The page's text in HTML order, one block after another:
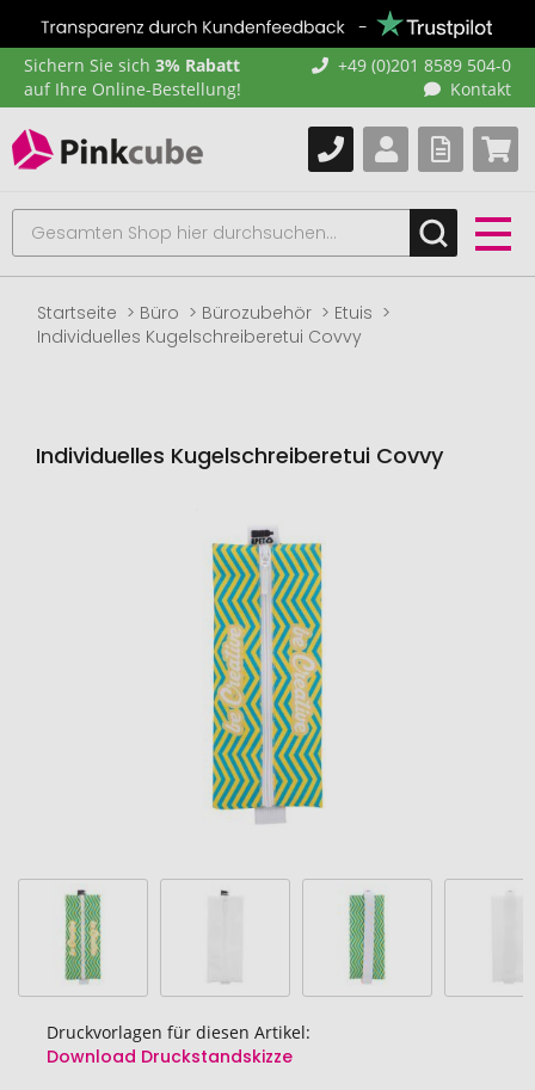
Sichern Sie sich 3% Rabatt
auf Ihre Online-Bestellung!
+49 (0)201 8589 504-0
Kontakt
Startseite Büro Bürozubehör
Etuis
Individuelles Kugelschreiberetui Covvy
Individuelles Kugelschreiberetui Covvy
Druckvorlagen für diesen Artikel:
Download Druckstandskizze